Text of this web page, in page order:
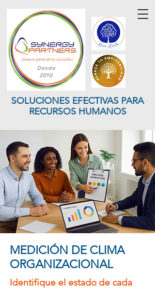
SOLUCIONES EFECTIVAS PARA
RECURSOS HUMANOS
Desde
2010
MEDICIÓN DE CLIMA
ORGANIZACIONAL
Identifique el estado de cada